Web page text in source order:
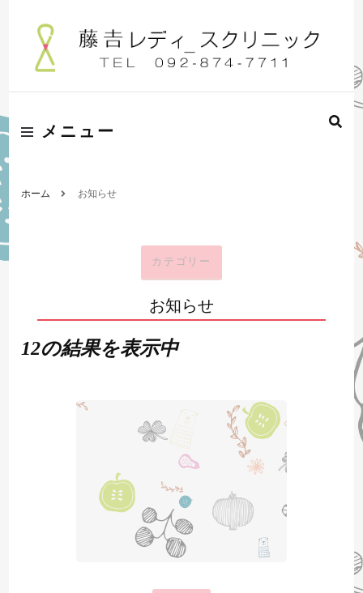
藤吉レディースク
メニュー
ホーム お知らせ
カテゴリー
お知らせ
12の結果を表示中